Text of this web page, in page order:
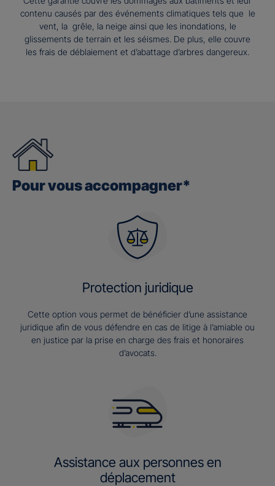
contenu causés par des événements climatiques tels que le
vent, la grêle, la neige ainsi que les inondations, le
glissements de terrain et les séismes. De plus, elle couvre
les frais de déblaiement et d’abattage d’arbres dangereux.
Pour vous accompagner*
Protection juridique
Cette option vous permet de bénéficier d’une assistance
juridique afin de vous défendre en cas de litige à l’amiable ou
en justice par la prise en charge des frais et honoraires
d’avocats.
Assistance aux personnes en
déplacement